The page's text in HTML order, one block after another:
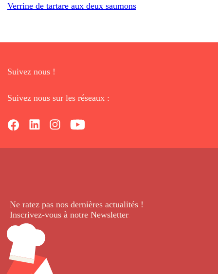
Verrine de tartare aux deux saumons
Suivez nous !
Suivez nous sur les réseaux :
Ne ratez pas nos dernières actualités !
Inscrivez-vous à notre Newsletter.